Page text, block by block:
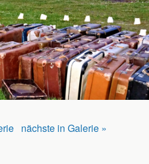
nächste in Galerie »